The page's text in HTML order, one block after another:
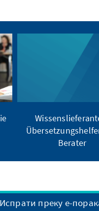
Berater
Испрати преку е-